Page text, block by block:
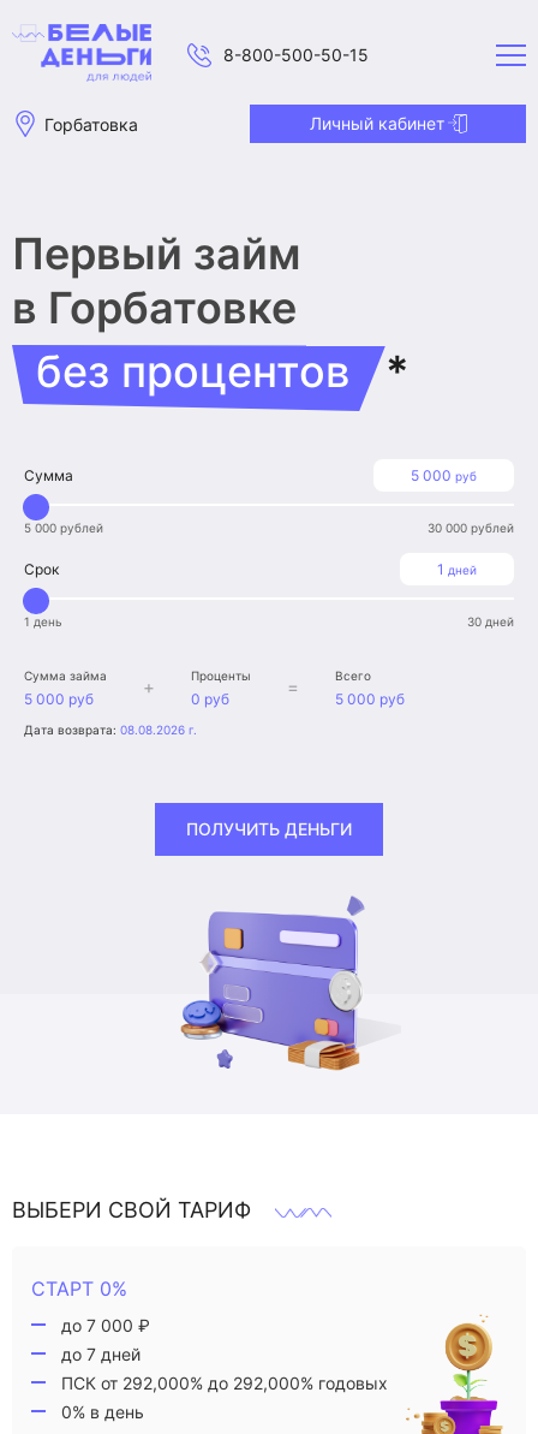
8-800-500-50-15
Горбатовка Личный кабинет
Первый займ
в Горбатовке
без процентов
*
5 000 руб
Сумма
5 000 рублей 30 000 рублей
1 дней
Срок
1 день 30 дней
Сумма займа
5 000 руб
+ Проценты
0 руб
= Всего
5 000 руб
Дата возврата: 08.08.2026 г.
ПОЛУЧИТЬ ДЕНЬГИ
ВЫБЕРИ СВОЙ ТАРИФ
СТАРТ 0%
до 7 000 ₽
до 7 дней
ПСК от 292,000% до 292,000% годовых
0% в день